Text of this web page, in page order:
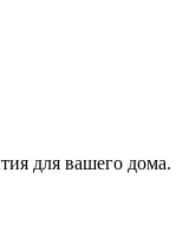
для вашего дома.